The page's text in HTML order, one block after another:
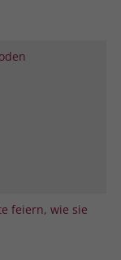
feiern, wie sie